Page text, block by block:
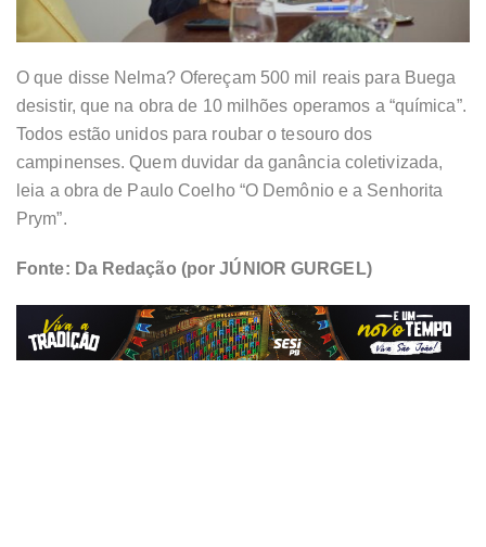
O que disse Nelma? Ofereçam 500 mil reais para Buega
desistir, que na obra de 10 milhões operamos a “química”.
Todos estão unidos para roubar o tesouro dos
campinenses. Quem duvidar da ganância coletivizada,
leia a obra de Paulo Coelho “O Demônio e a Senhorita
Prym”.
Fonte: Da Redação (por JÚNIOR GURGEL)